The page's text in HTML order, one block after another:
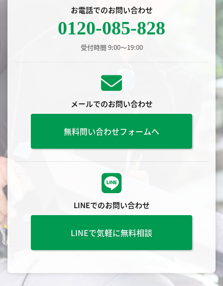
お電話でのお問い合わせ
0120-085-828
受付時間 9:00〜19:00
メールでのお問い合わせ
無料問い合わせフォームへ
LINEでのお問い合わせ
LINEで気軽に無料相談